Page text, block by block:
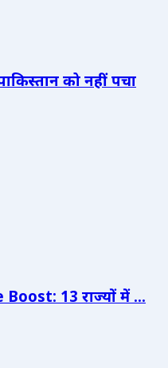
को नहीं पचा
13 राज्यों में ...